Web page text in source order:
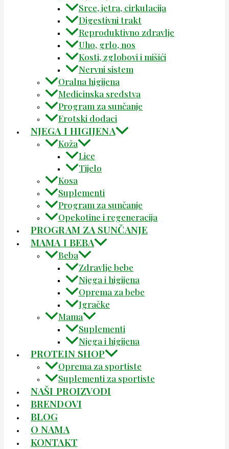
Srce, jetra, cirkulacija
Digestivni trakt
Reproduktivno zdravlje
Uho, grlo, nos
Kosti, zglobovi i mišići
Nervni sistem
Oralna higijena
Medicinska sredstva
Program za sunčanje
Erotski dodaci
NJEGA I HIGIJENA
Koža
Lice
Tijelo
Kosa
Suplementi
Program za sunčanje
Opekotine i regeneracija
PROGRAM ZA SUNČANJE
MAMA I BEBA
Beba
Zdravlje bebe
Njega i higijena
Oprema za bebe
Igračke
Mama
Suplementi
Njega i higijena
PROTEIN SHOP
Oprema za sportiste
Suplementi za sportiste
NAŠI PROIZVODI
BRENDOVI
BLOG
O NAMA
KONTAKT